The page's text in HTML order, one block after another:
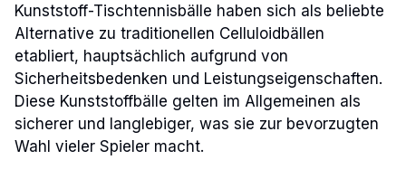
Kunststoff-Tischtennisbälle haben sich als beliebte
Alternative zu traditionellen Celluloidbällen
etabliert, hauptsächlich aufgrund von
Sicherheitsbedenken und Leistungseigenschaften.
Diese Kunststoffbälle gelten im Allgemeinen als
sicherer und langlebiger, was sie zur bevorzugten
Wahl vieler Spieler macht.